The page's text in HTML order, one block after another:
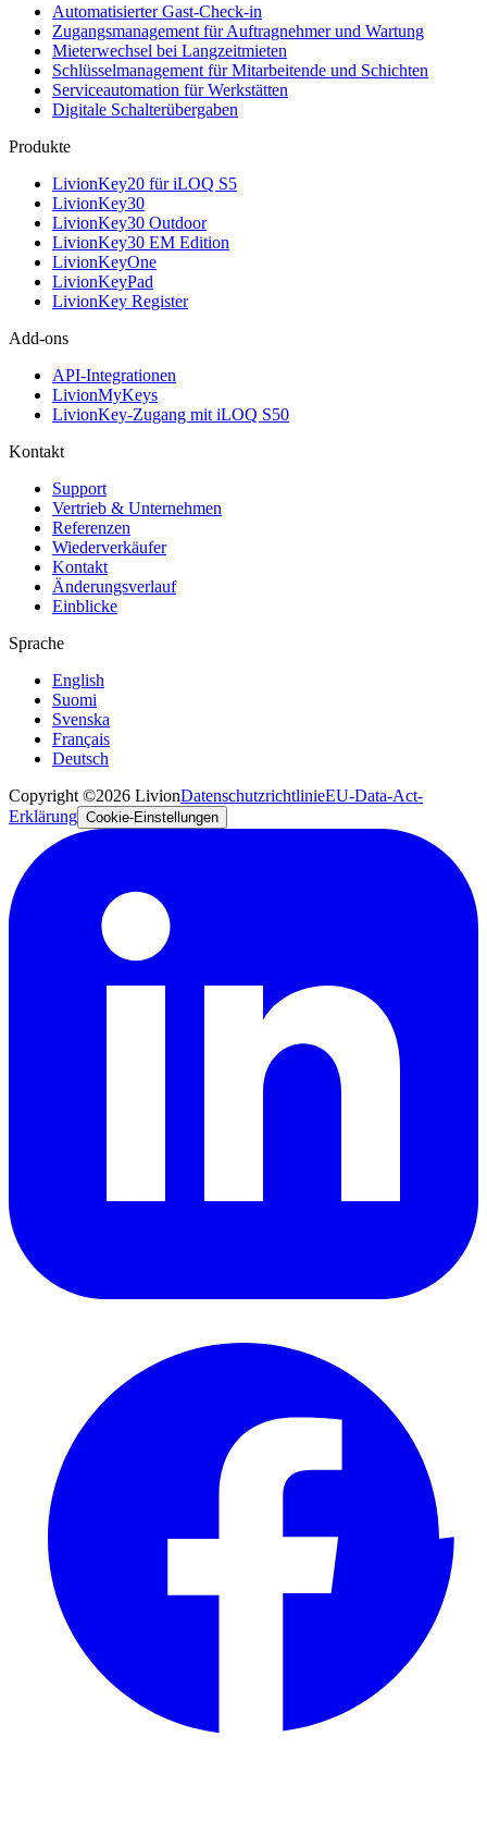
Automatisierter Gast-Check-in
Zugangsmanagement für Auftragnehmer und Wartung
Mieterwechsel bei Langzeitmieten
Schlüsselmanagement für Mitarbeitende und Schichten
Serviceautomation für Werkstätten
Digitale Schalterübergaben
Produkte
LivionKey20 für iLOQ S5
LivionKey30
LivionKey30 Outdoor
LivionKey30 EM Edition
LivionKeyOne
LivionKeyPad
LivionKey Register
Add-ons
API-Integrationen
LivionMyKeys
LivionKey-Zugang mit iLOQ S50
Kontakt
Support
Vertrieb & Unternehmen
Referenzen
Wiederverkäufer
Kontakt
Änderungsverlauf
Einblicke
Sprache
English
Suomi
Svenska
Français
Deutsch
Copyright ©2026 LivionDatenschutzrichtlinieEU-Data-Act-
Erklärung Cookie-Einstellungen